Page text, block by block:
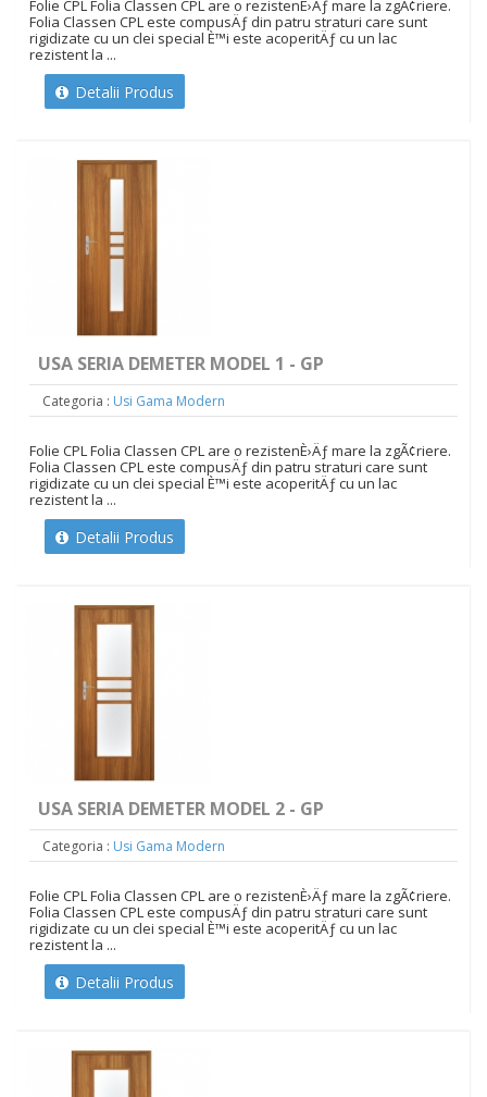
Folie CPL Folia Classen CPL are o rezistenÈ›Äƒ mare la zgÃ¢riere.
Folia Classen CPL este compusÄƒ din patru straturi care sunt
rigidizate cu un clei special È™i este acoperitÄƒ cu un lac
rezistent la ...
Detalii Produs
USA SERIA DEMETER MODEL 1 - GP
Categoria : Usi Gama Modern
Folie CPL Folia Classen CPL are o rezistenÈ›Äƒ mare la zgÃ¢riere.
Folia Classen CPL este compusÄƒ din patru straturi care sunt
rigidizate cu un clei special È™i este acoperitÄƒ cu un lac
rezistent la ...
Detalii Produs
USA SERIA DEMETER MODEL 2 - GP
Categoria : Usi Gama Modern
Folie CPL Folia Classen CPL are o rezistenÈ›Äƒ mare la zgÃ¢riere.
Folia Classen CPL este compusÄƒ din patru straturi care sunt
rigidizate cu un clei special È™i este acoperitÄƒ cu un lac
rezistent la ...
Detalii Produs